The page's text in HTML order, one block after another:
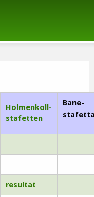
Holmenkoll-
stafetten
Bane-
resultat